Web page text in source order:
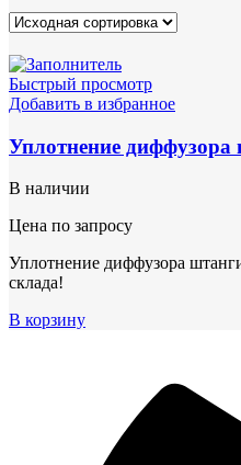
Быстрый просмотр
Добавить в избранное
Уплотнение диффузора
В наличии
Цена по запросу
Уплотнение диффузора
склада!
В корзину